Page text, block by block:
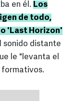
en él. Los
de todo,
'Last Horizon'
sonido distante
le "levanta el
formativos.